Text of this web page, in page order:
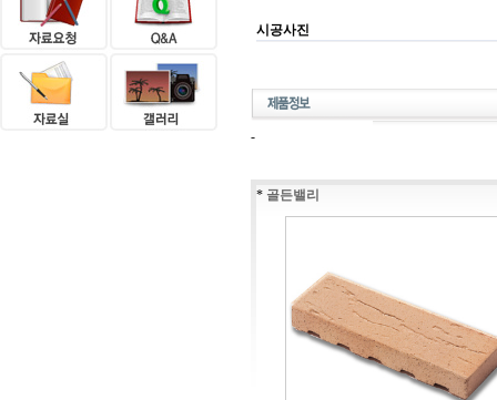
시공사진
-
* 골든밸리